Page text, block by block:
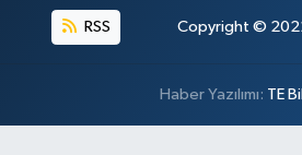
RSS Copyright ©
Haber Yazılımı: TE